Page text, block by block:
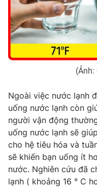
Ngoài việc nước lạnh
uống nước lạnh còn
người vận động
uống nước lạnh sẽ
cho hệ tiêu hóa và
sẽ khiến bạn uống ít
nước. Nghiên cứu đã
lạnh ( khoảng 16 ° C